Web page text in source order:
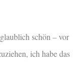
schön – vor
ich habe das